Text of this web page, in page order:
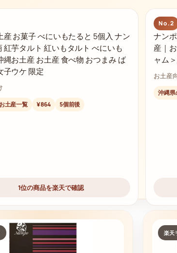
産 お菓子 べにいもたると 5個入 ナン
紅芋タルト 紅いもタルト べにいも
縄お土産 お土産 食べ物 おつまみ ば
子ウケ 限定
土産一覧 ¥864 5個前後
1位の商品を楽天で確認
No.2
ナン
産｜
ャム
お土産
沖縄県
楽天